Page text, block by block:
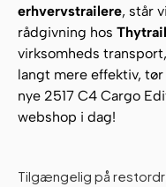
erhvervstrailere, står
rådgivning hos
virksomheds
langt mere effektiv,
nye 2517 C4 Cargo
webshop i dag!
Tilgængelig på